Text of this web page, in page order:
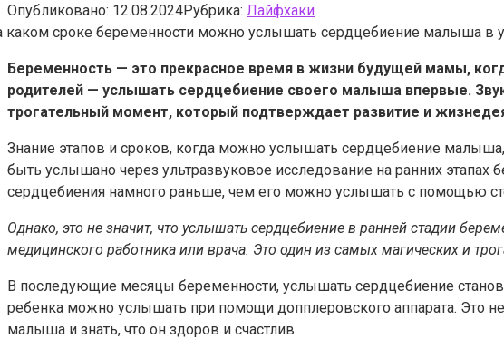
Опубликовано: 12.08.2024Рубрика: Лайфхаки
Беременность — это прекрасное время в жизни будущей мамы,
родителей — услышать сердцебиение своего малыша впервые.
трогательный момент, который подтверждает развитие и
Знание этапов и сроков, когда можно услышать сердцебиение
быть услышано через ультразвуковое исследование на ранних
сердцебиения намного раньше, чем его можно услышать с помощью
Однако, это не значит, что услышать сердцебиение в ранней стадии
медицинского работника или врача. Это один из самых магических и
В последующие месяцы беременности, услышать сердцебиение
ребенка можно услышать при помощи допплеровского аппарата. Это
малыша и знать, что он здоров и счастлив.